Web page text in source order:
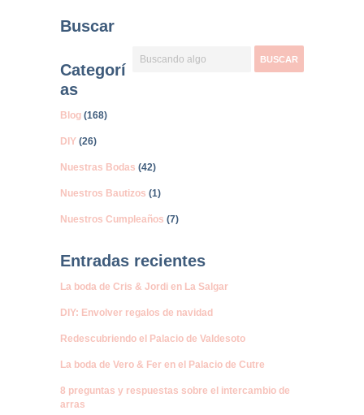
Buscar
Categorí
as
Blog (168)
DIY (26)
Nuestras Bodas (42)
Nuestros Bautizos (1)
Nuestros Cumpleaños (7)
Entradas recientes
La boda de Cris & Jordi en La Salgar
DIY: Envolver regalos de navidad
Redescubriendo el Palacio de Valdesoto
La boda de Vero & Fer en el Palacio de Cutre
8 preguntas y respuestas sobre el intercambio de
arras